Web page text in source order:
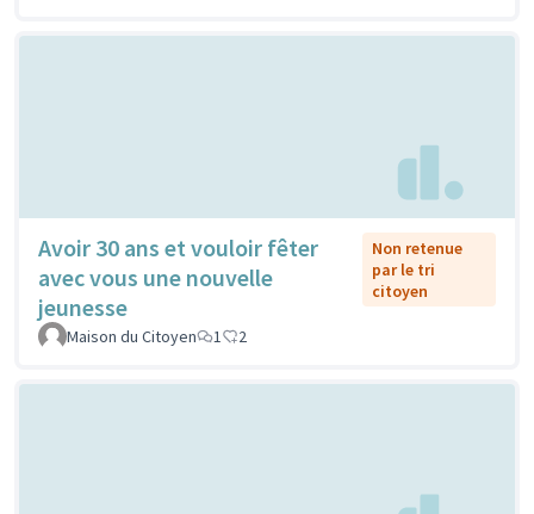
Avoir 30 ans et vouloir fêter
avec vous une nouvelle
jeunesse
Non retenue
par le tri
citoyen
Maison du Citoyen 1 2